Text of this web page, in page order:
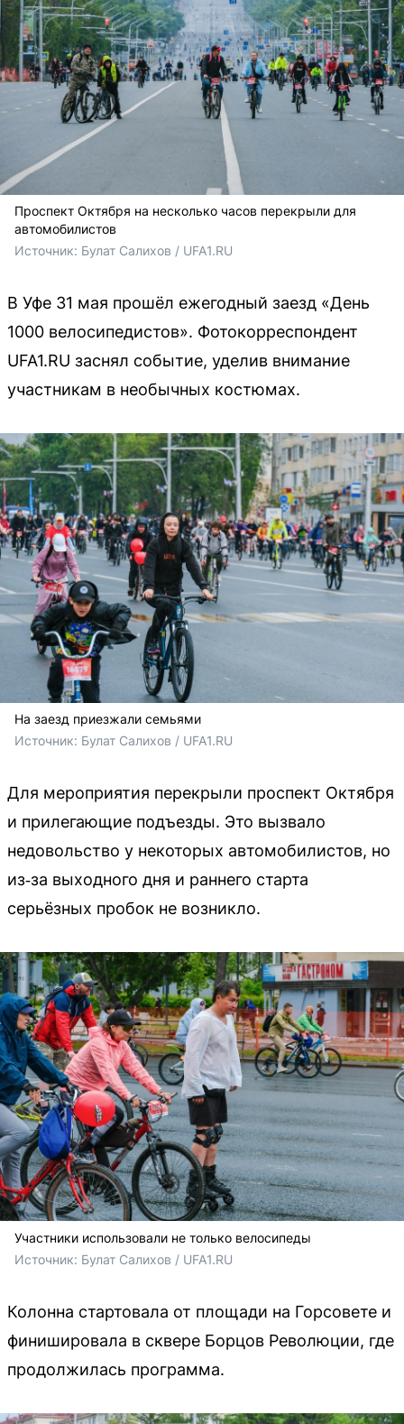
Проспект Октября на несколько часов перекрыли для
автомобилистов
Источник: Булат Салихов / UFA1.RU
В Уфе 31 мая прошёл ежегодный заезд «День
1000 велосипедистов». Фотокорреспондент
UFA1.RU заснял событие, уделив внимание
участникам в необычных костюмах.
На заезд приезжали семьями
Источник: Булат Салихов / UFA1.RU
Для мероприятия перекрыли проспект Октября
и прилегающие подъезды. Это вызвало
недовольство у некоторых автомобилистов, но
из‑за выходного дня и раннего старта
серьёзных пробок не возникло.
Участники использовали не только велосипеды
Источник: Булат Салихов / UFA1.RU
Колонна стартовала от площади на Горсовете и
финишировала в сквере Борцов Революции, где
продолжилась программа.